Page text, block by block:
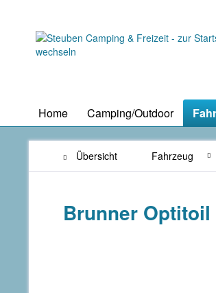
Home Camping/Outdoor
Übersicht Fahrzeug
Brunner